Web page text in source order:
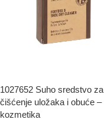
1027652 Suho sredstvo za
čišćenje uložaka i obuće –
kozmetika